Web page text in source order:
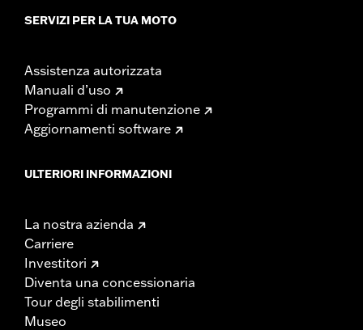
SERVIZI PER LA TUA MOTO
Assistenza autorizzata
Manuali d’uso
Programmi di manutenzione
Aggiornamenti software
ULTERIORI INFORMAZIONI
La nostra azienda
Carriere
Investitori
Diventa una concessionaria
Tour degli stabilimenti
Museo